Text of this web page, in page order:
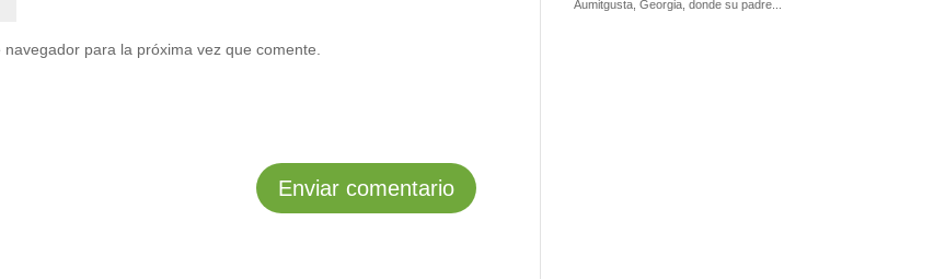
para la próxima vez que comente.